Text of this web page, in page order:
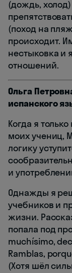
(дождь,
(поход на
происходит.
нестыковка и
отношений.
Ольга
испанского
Когда я
моих учениц,
логику
и
Однажды я
учебников и
жизни.
попала под
muchísimo,
Ramblas,
(Хотя шёл